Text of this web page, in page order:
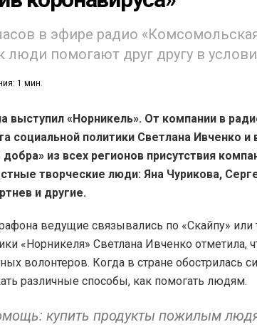
в эфире радио
люди помогают друг другу в
1 мин.
выступил «Норникель». От компании в
социальной политики Светлана Ивченко и
из всех регионов присутствия
творческие люди: Яна Чурикова,
и другие.
ведущие связывались по «Скайпу» или
«Норникеля» Светлана Ивченко отметила,
волонтеров. Когда в стране обострилась
различные способы, как помогать людям.
купить продукты пожилым